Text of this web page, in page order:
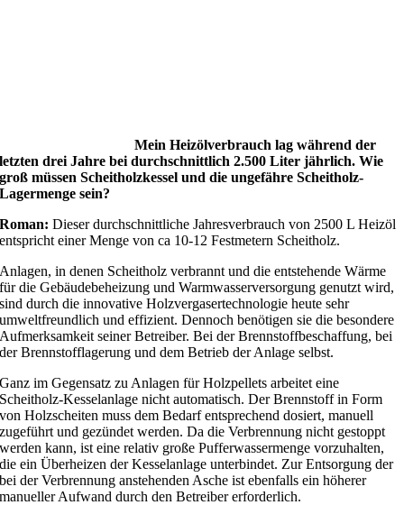
Mein Heizölverbrauch lag während der
letzten drei Jahre bei durchschnittlich 2.500 Liter jährlich. Wie
groß müssen Scheitholzkessel und die ungefähre Scheitholz-
Lagermenge sein?
Roman: Dieser durchschnittliche Jahresverbrauch von 2500 L Heizöl
entspricht einer Menge von ca 10-12 Festmetern Scheitholz.
Anlagen, in denen Scheitholz verbrannt und die entstehende Wärme
für die Gebäudebeheizung und Warmwasserversorgung genutzt wird,
sind durch die innovative Holzvergasertechnologie heute sehr
umweltfreundlich und effizient. Dennoch benötigen sie die besondere
Aufmerksamkeit seiner Betreiber. Bei der Brennstoffbeschaffung, bei
der Brennstofflagerung und dem Betrieb der Anlage selbst.
Ganz im Gegensatz zu Anlagen für Holzpellets arbeitet eine
Scheitholz-Kesselanlage nicht automatisch. Der Brennstoff in Form
von Holzscheiten muss dem Bedarf entsprechend dosiert, manuell
zugeführt und gezündet werden. Da die Verbrennung nicht gestoppt
werden kann, ist eine relativ große Pufferwassermenge vorzuhalten,
die ein Überheizen der Kesselanlage unterbindet. Zur Entsorgung der
bei der Verbrennung anstehenden Asche ist ebenfalls ein höherer
manueller Aufwand durch den Betreiber erforderlich.